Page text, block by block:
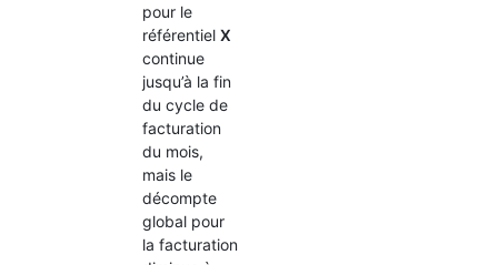
pour le
référentiel X
continue
jusqu’à la fin
du cycle de
facturation
du mois,
mais le
décompte
global pour
la facturation